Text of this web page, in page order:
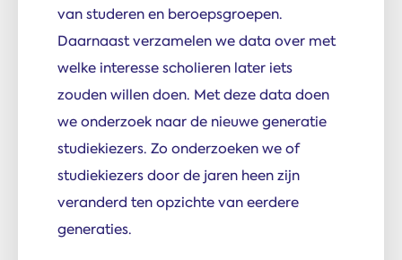
van studeren en beroepsgroepen.
Daarnaast verzamelen we data over met
welke interesse scholieren later iets
zouden willen doen. Met deze data doen
we onderzoek naar de nieuwe generatie
studiekiezers. Zo onderzoeken we of
studiekiezers door de jaren heen zijn
veranderd ten opzichte van eerdere
generaties.